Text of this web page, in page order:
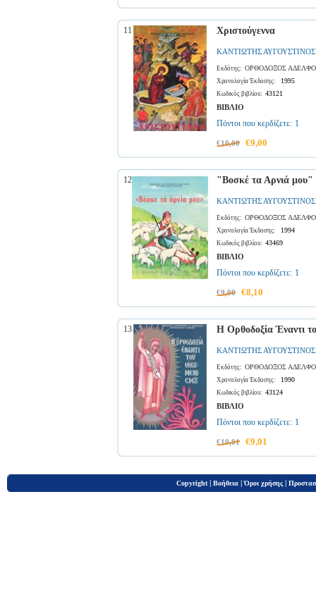
11 Χριστούγεννα
ΚΑΝΤΙΩΤΗΣ
Εκδότης: ΟΡΘΟΔΟΞΟΣ
Χρονολογία Έκδοσης: 1995
Κωδικός βιβλίου: 43121
ΒΙΒΛΙΟ
Πόντοι που κερδίζετε: 1
€10,00 €9,00
12 "Βοσκέ τα Αρνιά μου"
ΚΑΝΤΙΩΤΗΣ
Εκδότης: ΟΡΘΟΔΟΞΟΣ
Χρονολογία Έκδοσης: 1994
Κωδικός βιβλίου: 43469
ΒΙΒΛΙΟ
Πόντοι που κερδίζετε: 1
€9,00 €8,10
13 Η Ορθοδοξία Έναντι
ΚΑΝΤΙΩΤΗΣ
Εκδότης: ΟΡΘΟΔΟΞΟΣ
Χρονολογία Έκδοσης: 1990
Κωδικός βιβλίου: 43124
ΒΙΒΛΙΟ
Πόντοι που κερδίζετε: 1
€10,01 €9,01
Copyright | Βοήθεια |Όροι χρήσης |